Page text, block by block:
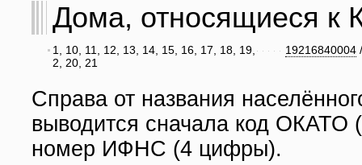
Дома, относящиеся к
19216840004
1, 10, 11, 12, 13, 14, 15, 16, 17, 18, 19,
2, 20, 21
Справа от названия
выводится сначала код ОКАТО
номер ИФНС (4 цифры).